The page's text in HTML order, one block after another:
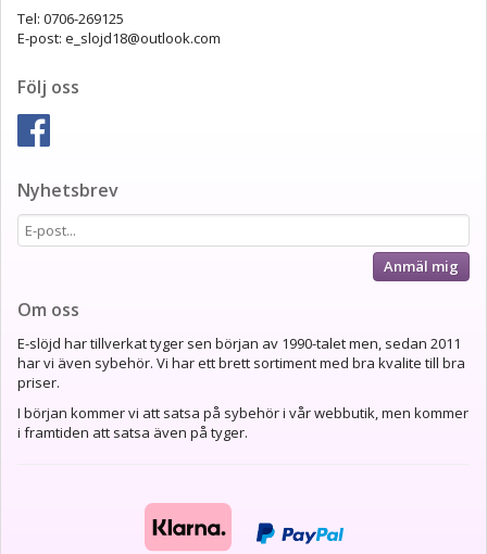
Tel: 0706-269125
E-post: e_slojd18@outlook.com
Följ oss
Nyhetsbrev
Anmäl mig
Om oss
E-slöjd har tillverkat tyger sen början av 1990-talet men, sedan 2011
har vi även sybehör. Vi har ett brett sortiment med bra kvalite till bra
priser.
I början kommer vi att satsa på sybehör i vår webbutik, men kommer
i framtiden att satsa även på tyger.